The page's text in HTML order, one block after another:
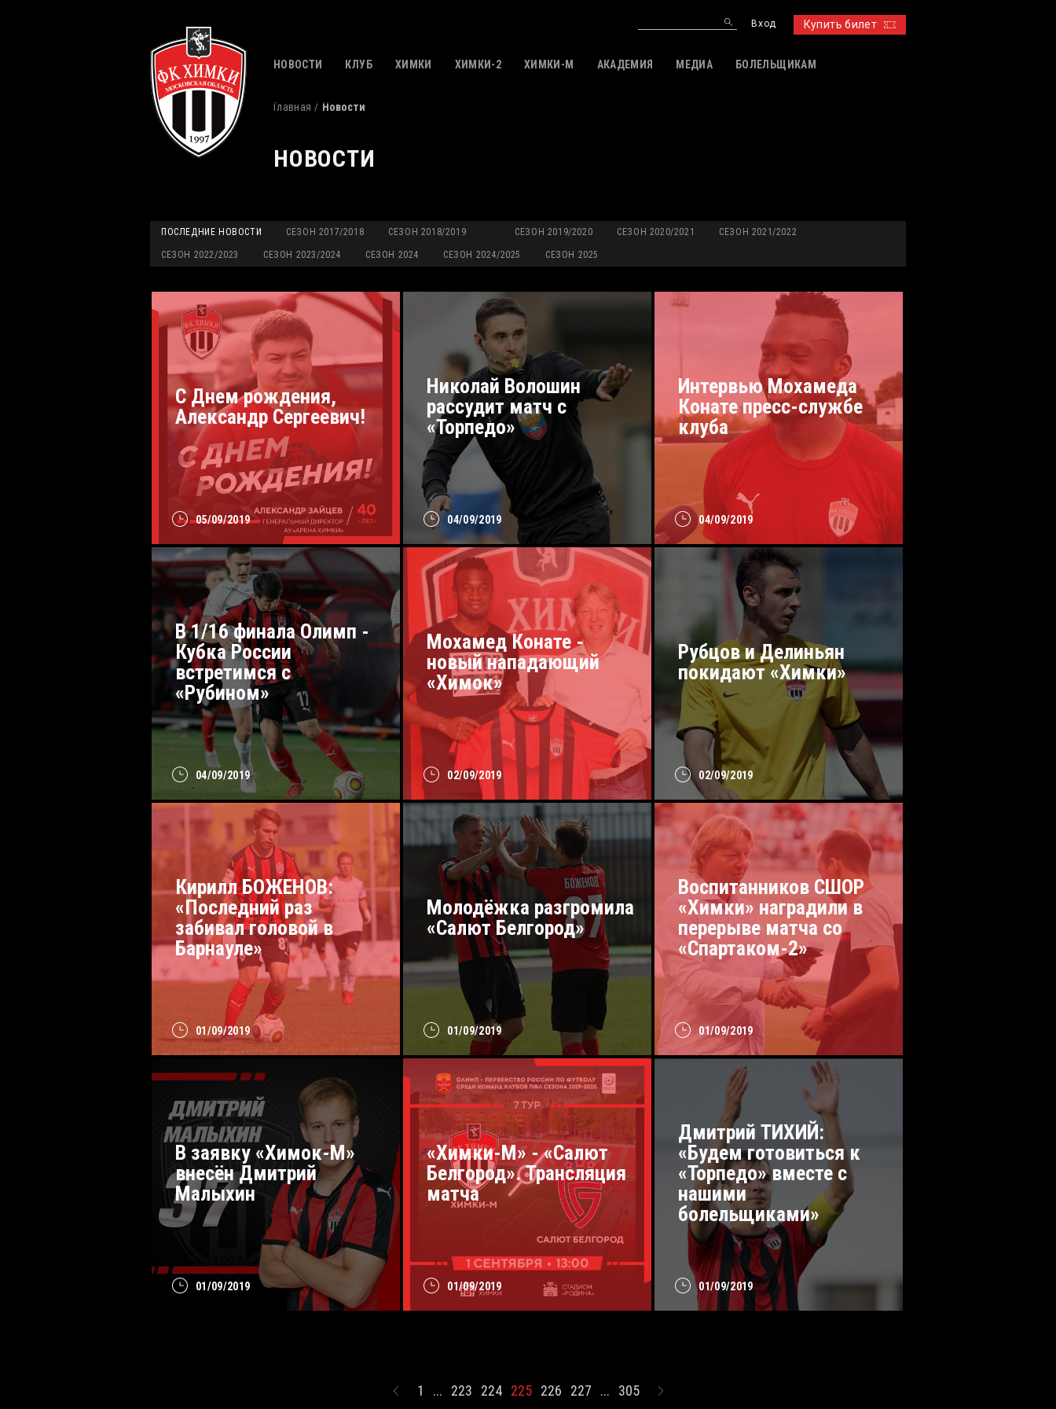
Купить билет
Вход
НОВОСТИ КЛУБ ХИМКИ ХИМКИ-2 ХИМКИ-M АКАДЕМИЯ МЕДИА БОЛЕЛЬЩИКАМ
Главная Новости
НОВОСТИ
ПОСЛЕДНИЕ НОВОСТИ СЕЗОН 2017/2018 СЕЗОН 2018/2019 СЕЗОН 2019/2020 СЕЗОН 2020/2021 СЕЗОН 2021/2022
СЕЗОН 2022/2023 СЕЗОН 2023/2024 СЕЗОН 2024 СЕЗОН 2024/2025 СЕЗОН 2025
05/09/2019
С Днем рождения,
Александр Сергеевич!
04/09/2019
Николай Волошин
рассудит матч с
«Торпедо»
04/09/2019
Интервью Мохамеда
Конате пресс-службе
клуба
04/09/2019
В 1/16 финала Олимп -
Кубка России
встретимся с
«Рубином»
02/09/2019
Мохамед Конате -
новый нападающий
«Химок»
02/09/2019
Рубцов и Делиньян
покидают «Химки»
01/09/2019
Кирилл БОЖЕНОВ:
«Последний раз
забивал головой в
Барнауле»
01/09/2019
Молодёжка разгромила
«Салют Белгород»
01/09/2019
Воспитанников СШОР
«Химки» наградили в
перерыве матча со
«Спартаком-2»
01/09/2019
В заявку «Химок-М»
внесён Дмитрий
Малыхин
01/09/2019
«Химки-М» - «Салют
Белгород». Трансляция
матча
01/09/2019
Дмитрий ТИХИЙ:
«Будем готовиться к
«Торпедо» вместе с
нашими
болельщиками»
1 ... 223 224 225 226 227 ... 305